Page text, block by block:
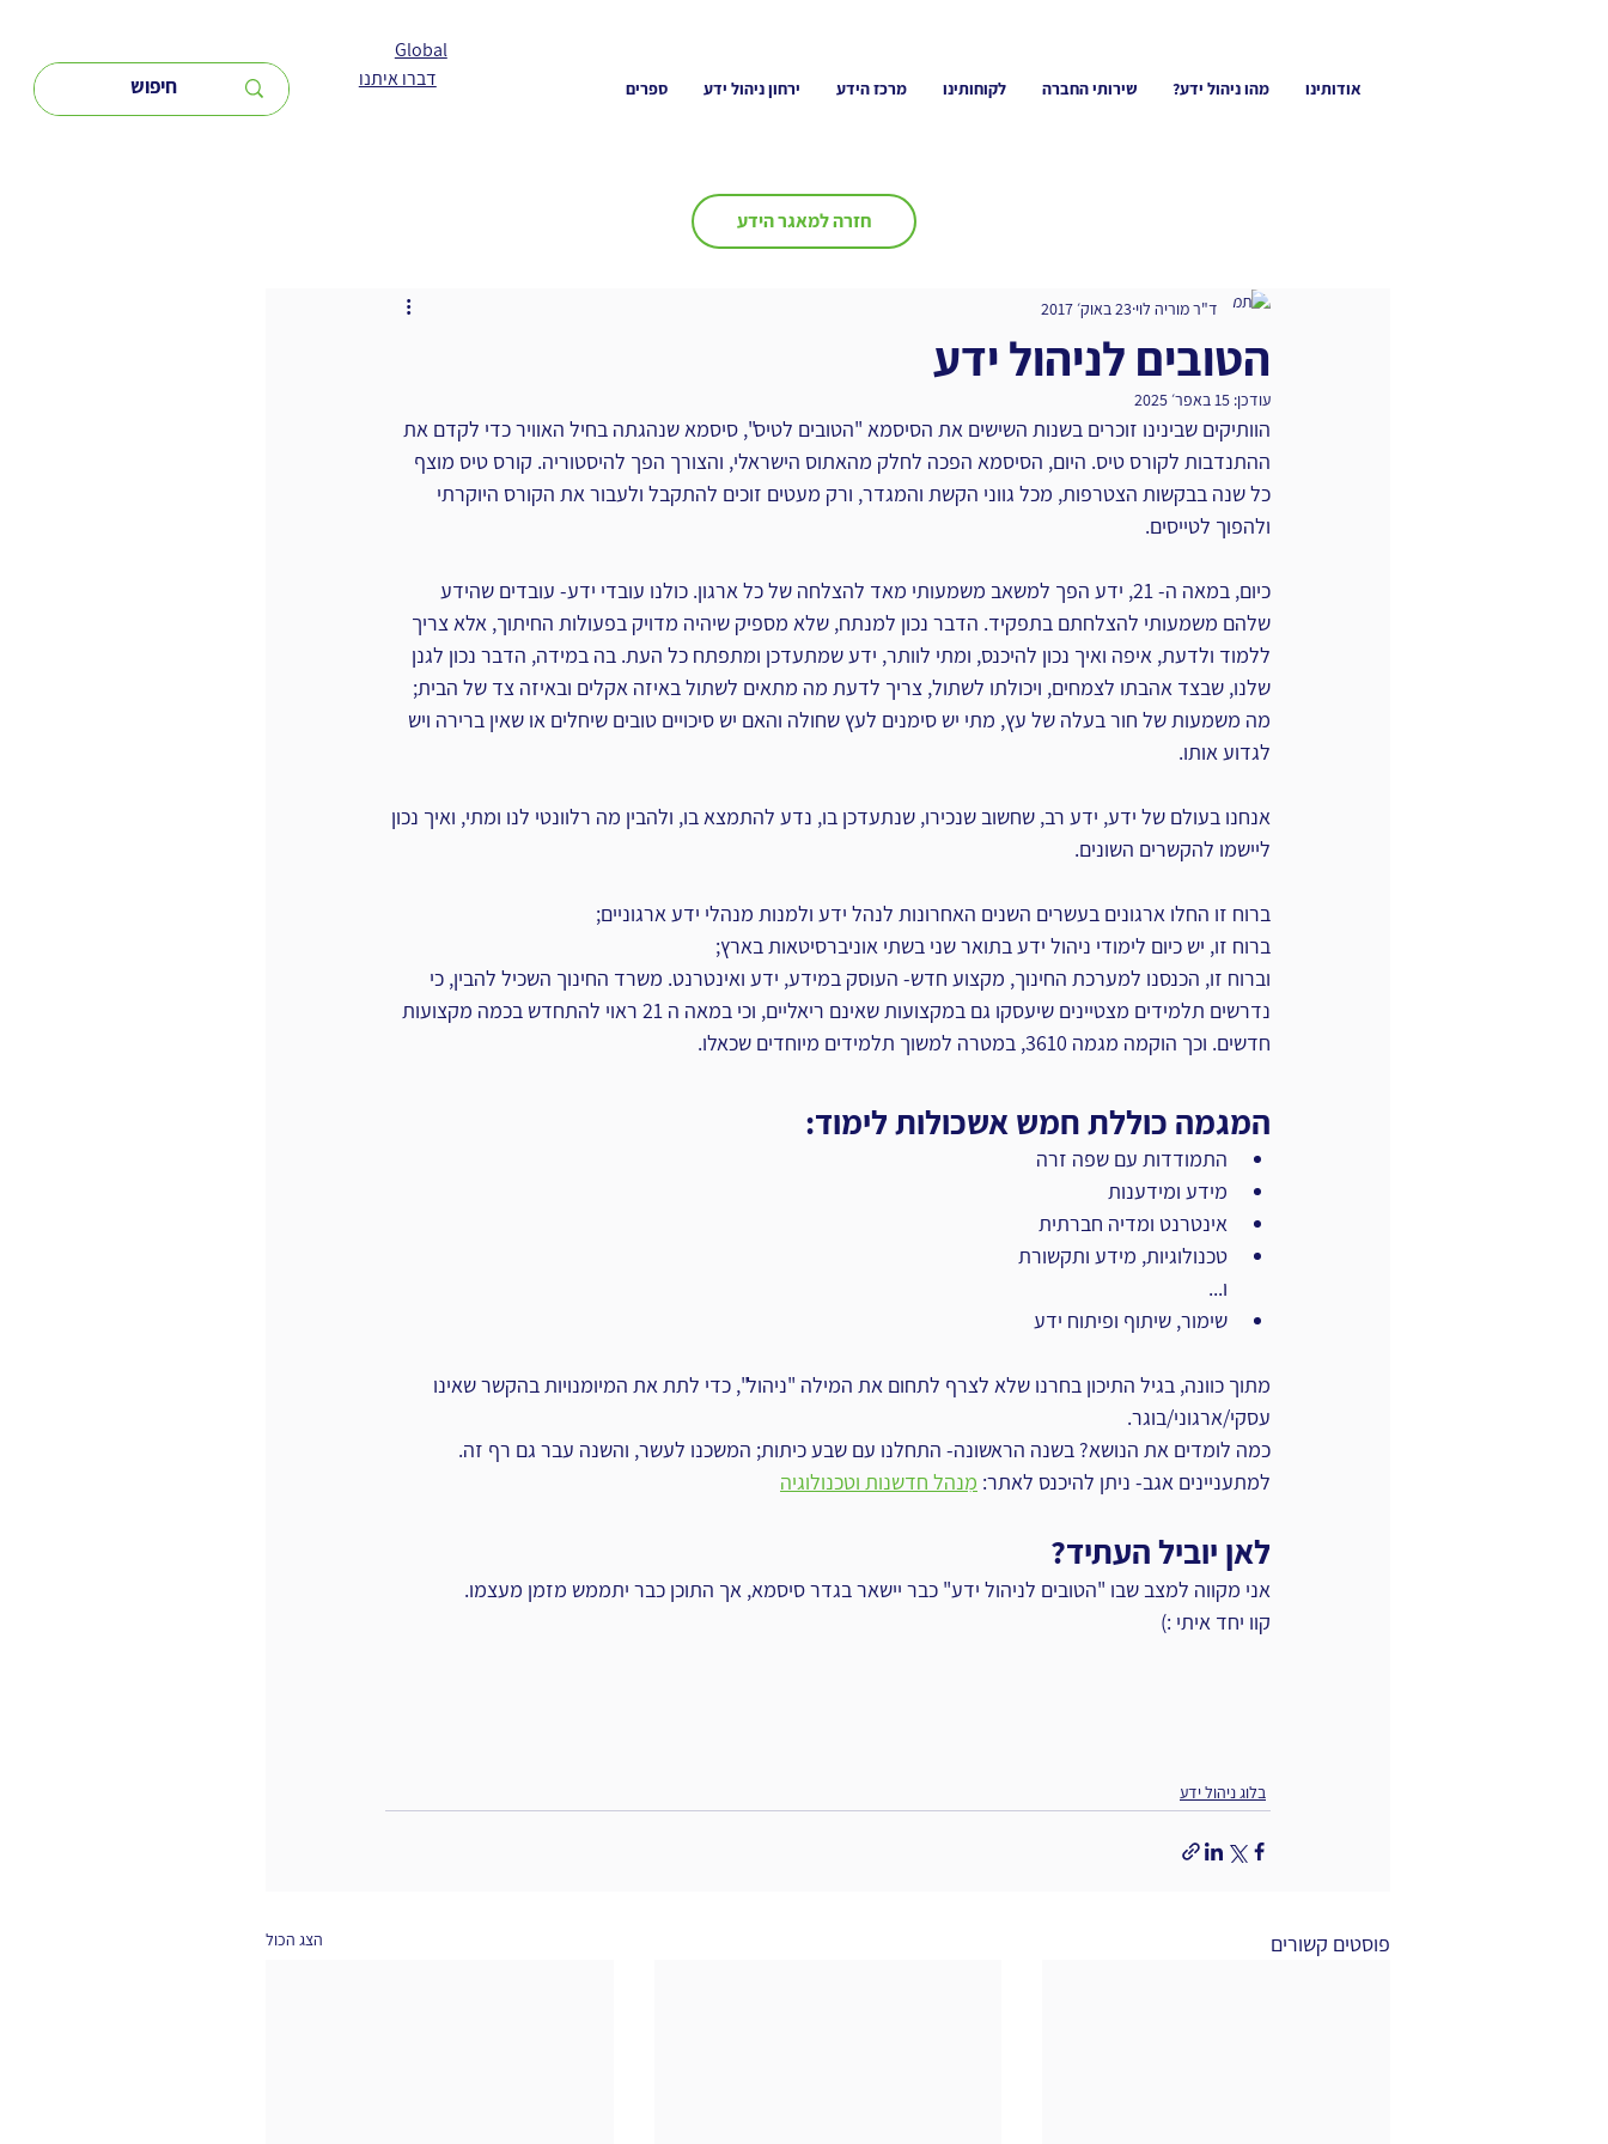
Global
אודותינו מהו ניהול ידע? שירותי החברה לקוחותינו מרכז הידע ירחון ניהול ידע ספרים דברו איתנו
חזרה למאגר הידע
הטובים לניהול ידע
ד"ר מוריה לוי 23 באוק׳ 2017
עודכן: 15 באפר׳ 2025
הוותיקים שבינינו זוכרים בשנות השישים את הסיסמא "הטובים לטיס", סיסמא שנהגתה בחיל האוויר כדי לקדם את
ההתנדבות לקורס טיס. היום, הסיסמא הפכה לחלק מהאתוס הישראלי, והצורך הפך להיסטוריה. קורס טיס מוצף
כל שנה בבקשות הצטרפות, מכל גווני הקשת והמגדר, ורק מעטים זוכים להתקבל ולעבור את הקורס היוקרתי
ולהפוך לטייסים.
כיום, במאה ה- 21, ידע הפך למשאב משמעותי מאד להצלחה של כל ארגון. כולנו עובדי ידע- עובדים שהידע
שלהם משמעותי להצלחתם בתפקיד. הדבר נכון למנתח, שלא מספיק שיהיה מדויק בפעולות החיתוך, אלא צריך
ללמוד ולדעת, איפה ואיך נכון להיכנס, ומתי לוותר, ידע שמתעדכן ומתפתח כל העת. בה במידה, הדבר נכון לגנן
שלנו, שבצד אהבתו לצמחים, ויכולתו לשתול, צריך לדעת מה מתאים לשתול באיזה אקלים ובאיזה צד של הבית;
מה משמעות של חור בעלה של עץ, מתי יש סימנים לעץ שחולה והאם יש סיכויים טובים שיחלים או שאין ברירה ויש
לגדוע אותו.
אנחנו בעולם של ידע, ידע רב, שחשוב שנכירו, שנתעדכן בו, נדע להתמצא בו, ולהבין מה רלוונטי לנו ומתי, ואיך נכון
ליישמו להקשרים השונים.
ברוח זו החלו ארגונים בעשרים השנים האחרונות לנהל ידע ולמנות מנהלי ידע ארגוניים;
ברוח זו, יש כיום לימודי ניהול ידע בתואר שני בשתי אוניברסיטאות בארץ;
וברוח זו, הכנסנו למערכת החינוך, מקצוע חדש- העוסק במידע, ידע ואינטרנט. משרד החינוך השכיל להבין, כי
נדרשים תלמידים מצטיינים שיעסקו גם במקצועות שאינם ריאליים, וכי במאה ה 21 ראוי להתחדש בכמה מקצועות
חדשים. וכך הוקמה מגמה 3610, במטרה למשוך תלמידים מיוחדים שכאלו.
המגמה כוללת חמש אשכולות לימוד:
התמודדות עם שפה זרה
מידע ומידענות
אינטרנט ומדיה חברתית
טכנולוגיות, מידע ותקשורת
ו...
שימור, שיתוף ופיתוח ידע
מתוך כוונה, בגיל התיכון בחרנו שלא לצרף לתחום את המילה "ניהול", כדי לתת את המיומנויות בהקשר שאינו
עסקי/ארגוני/בוגר.
כמה לומדים את הנושא? בשנה הראשונה- התחלנו עם שבע כיתות; המשכנו לעשר, והשנה עבר גם רף זה.
למתעניינים אגב- ניתן להיכנס לאתר: מִנהל חדשנות וטכנולוגיה
לאן יוביל העתיד?
אני מקווה למצב שבו "הטובים לניהול ידע" כבר יישאר בגדר סיסמא, אך התוכן כבר יתממש מזמן מעצמו.
קוו יחד איתי :)
בלוג ניהול ידע
פוסטים קשורים הצג הכול